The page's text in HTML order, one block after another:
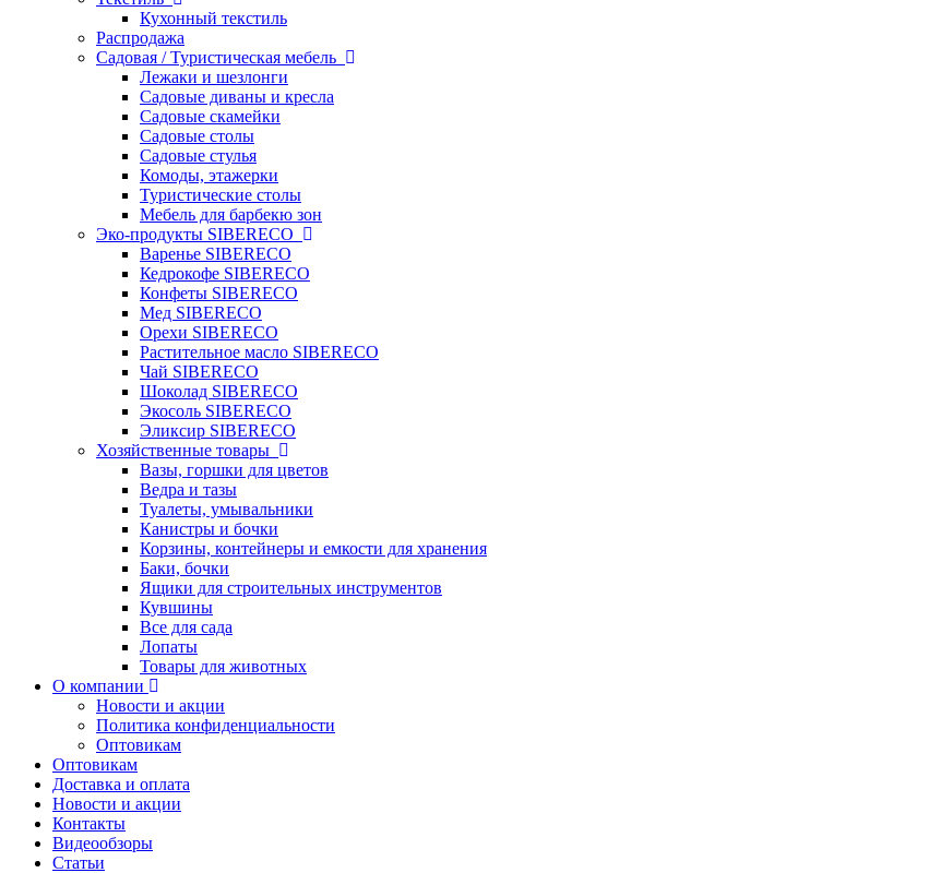
Кухонный текстиль
Распродажа
Садовая / Туристическая мебель
Лежаки и шезлонги
Садовые диваны и кресла
Садовые скамейки
Садовые столы
Садовые стулья
Комоды, этажерки
Туристические столы
Мебель для барбекю зон
Эко-продукты SIBERECO
Варенье SIBERECO
Кедрокофе SIBERECO
Конфеты SIBERECO
Мед SIBERECO
Орехи SIBERECO
Растительное масло SIBERECO
Чай SIBERECO
Шоколад SIBERECO
Экосоль SIBERECO
Эликсир SIBERECO
Хозяйственные товары
Вазы, горшки для цветов
Ведра и тазы
Туалеты, умывальники
Канистры и бочки
Корзины, контейнеры и емкости для хранения
Баки, бочки
Ящики для строительных инструментов
Кувшины
Все для сада
Лопаты
Товары для животных
О компании
Новости и акции
Политика конфиденциальности
Оптовикам
Оптовикам
Доставка и оплата
Новости и акции
Контакты
Видеообзоры
Статьи